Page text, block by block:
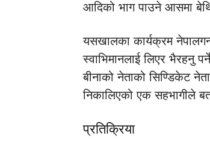
आदिको भाग पाउने आसमा
यसखालका कार्यक्रम
स्वाभिमानलाई लिएर भैरहनु
बीनाको नेताको सिण्डिकेट
निकालिएको एक सहभागीले
प्रतिक्रिया